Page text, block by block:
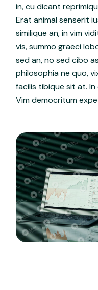
in, cu dicant
Erat animal senserit
similique an, in vim
vis, summo graeci
sed an, no sed cibo
philosophia ne quo,
facilis tibique sit at.
Vim democritum